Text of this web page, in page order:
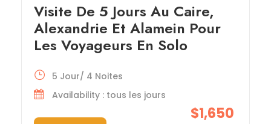
Visite De 5 Jours Au Caire,
Alexandrie Et Alamein Pour
Les Voyageurs En Solo
$1,650
5 Jour/ 4 Noites
Availability : tous les jours